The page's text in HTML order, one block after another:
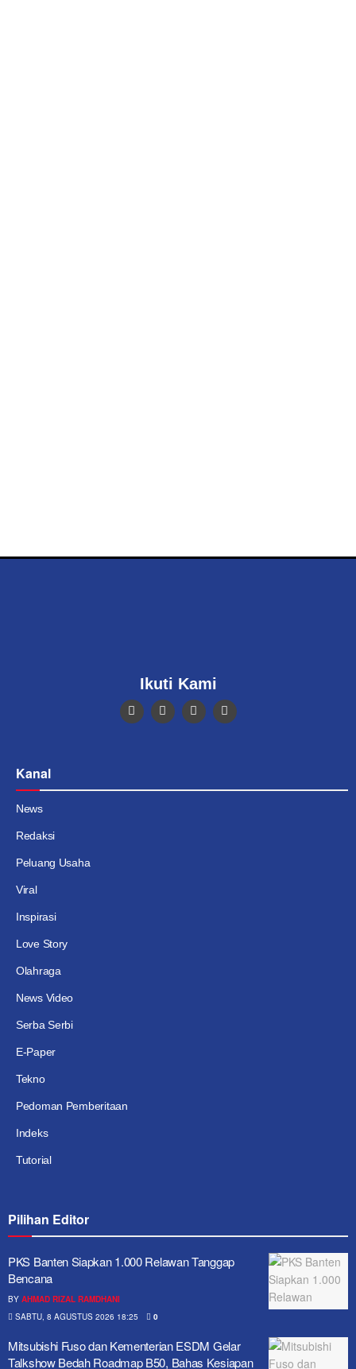
Ikuti Kami
Kanal
News
Redaksi
Peluang Usaha
Viral
Inspirasi
Love Story
Olahraga
News Video
Serba Serbi
E-Paper
Tekno
Pedoman Pemberitaan
Indeks
Tutorial
Pilihan Editor
PKS Banten Siapkan 1.000 Relawan Tanggap
Bencana
BY AHMAD RIZAL RAMDHANI
SABTU, 8 AGUSTUS 2026 18:25
0
Mitsubishi Fuso dan Kementerian ESDM Gelar
Talkshow Bedah Roadmap B50, Bahas Kesiapan